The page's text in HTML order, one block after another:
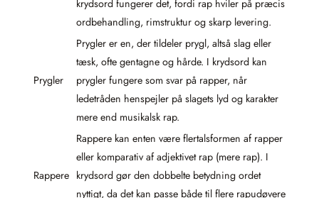
krydsord fungerer det, fordi rap hviler på præcis
ordbehandling, rimstruktur og skarp levering.
Prygler
Prygler er en, der tildeler prygl, altså slag eller
tæsk, ofte gentagne og hårde. I krydsord kan
prygler fungere som svar på rapper, når
ledetråden henspejler på slagets lyd og karakter
mere end musikalsk rap.
Rappere
Rappere kan enten være flertalsformen af rapper
eller komparativ af adjektivet rap (mere rap). I
krydsord gør den dobbelte betydning ordet
nyttigt, da det kan passe både til flere rapudøvere